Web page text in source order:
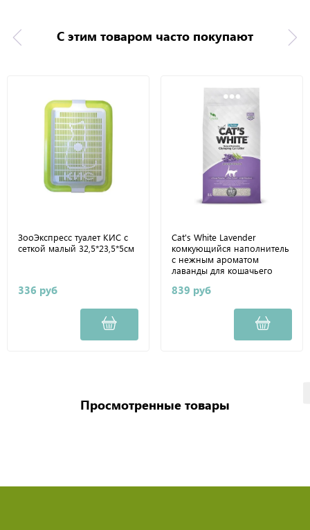
С этим товаром часто покупают
ЗооЭкспресс туалет КИС с
сеткой малый 32,5*23,5*5см
336 руб
Cat's White Lavender
комкующийся наполнитель
с нежным ароматом
лаванды для кошачьего
839 руб
Просмотренные товары